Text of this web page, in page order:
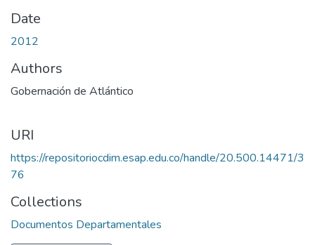
Date
2012
Authors
Gobernación de Atlántico
URI
https://repositoriocdim.esap.edu.co/handle/20.500.14471/3
76
Collections
Documentos Departamentales